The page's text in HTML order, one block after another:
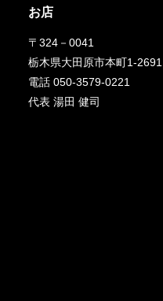
お店
〒324－0041
栃木県大田原市本町1-2691
電話 050-3579-0221
代表 湯田 健司